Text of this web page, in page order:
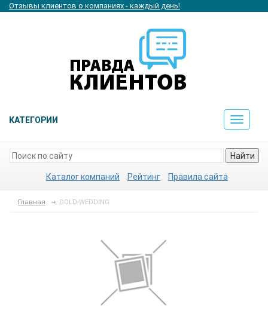
Отзывы клиентов о компаниях - каждый день!
КАТЕГОРИИ
Toggle
Найти
Каталог компаний Рейтинг Правила сайта
Главная GOLD-WEDDING